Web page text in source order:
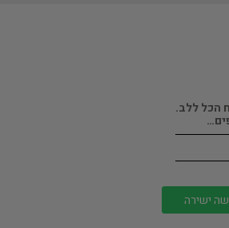
הכל ללב.
ישירה